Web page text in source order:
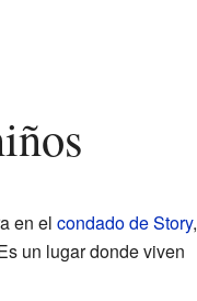
en el condado de Story,
un lugar donde viven